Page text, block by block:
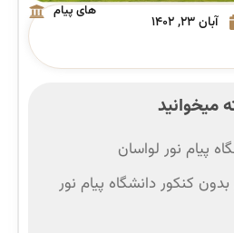
آبان ۲۳, ۱۴۰۲
های پیام
میخوانید
پیام نور لواسان
کنکور دانشگاه پیام نور